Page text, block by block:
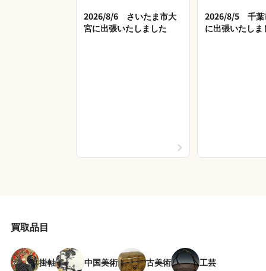
2026/8/6 さいたま市大
宮に出張いたしました
2026/8/5 千葉
に出張いたしま
買取品目
掛軸 中国美術 古美術 工芸